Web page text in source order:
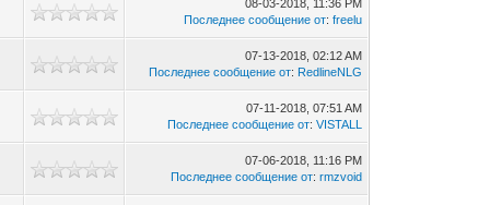
08-03-2018, 11:36 PM
Последнее сообщение от:freelu
07-13-2018, 02:12 AM
Последнее сообщение от: RedlineNLG
07-11-2018, 07:51 AM
Последнее сообщение от:VISTALL
07-06-2018, 11:16 PM
Последнее сообщение от:rmzvoid